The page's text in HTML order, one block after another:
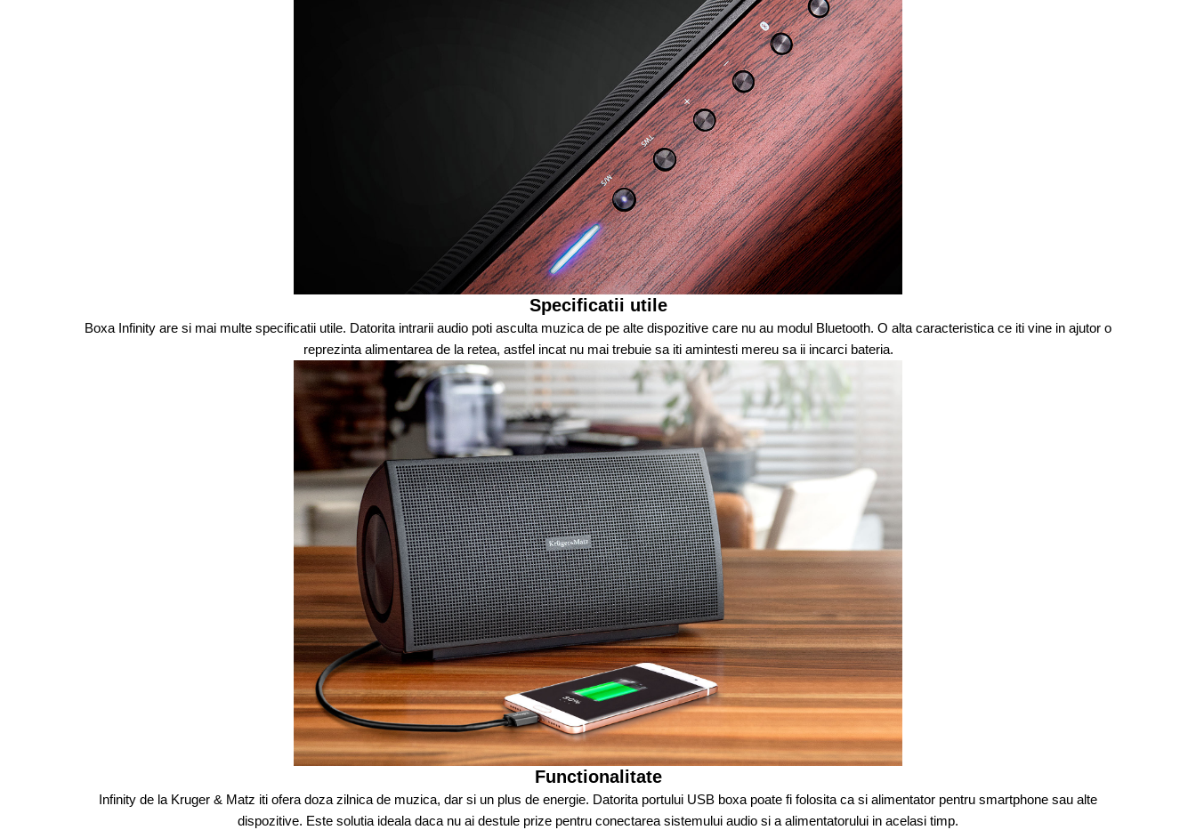
Specificatii utile
Boxa Infinity are si mai multe specificatii utile. Datorita intrarii audio poti asculta muzica de pe alte dispozitive care nu au modul Bluetooth. O alta caracteristica ce iti vine in ajutor o
reprezinta alimentarea de la retea, astfel incat nu mai trebuie sa iti amintesti mereu sa ii incarci bateria.
Functionalitate
Infinity de la Kruger & Matz iti ofera doza zilnica de muzica, dar si un plus de energie. Datorita portului USB boxa poate fi folosita ca si alimentator pentru smartphone sau alte
dispozitive. Este solutia ideala daca nu ai destule prize pentru conectarea sistemului audio si a alimentatorului in acelasi timp.